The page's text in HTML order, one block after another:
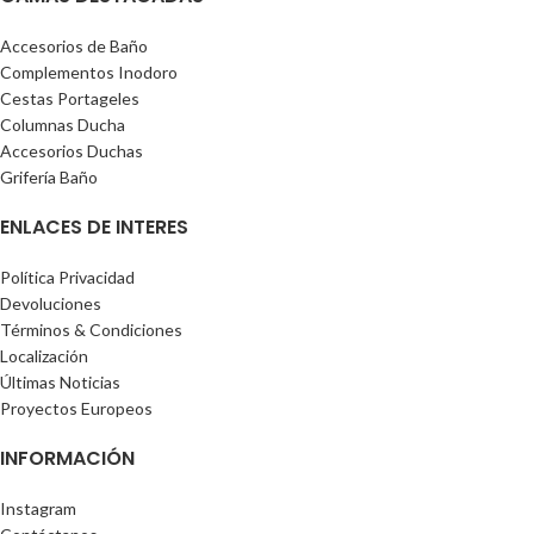
Accesorios de Baño
Complementos Inodoro
Cestas Portageles
Columnas Ducha
Accesorios Duchas
Grifería Baño
ENLACES DE INTERES
Política Privacidad
Devoluciones
Términos & Condiciones
Localización
Últimas Noticias
Proyectos Europeos
INFORMACIÓN
Instagram